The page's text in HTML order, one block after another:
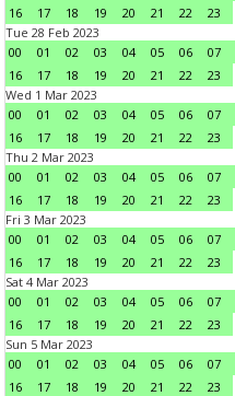
16
17 18 19 20 21 22
23
Tue 28 Feb 2023
00
01 02 03 04 05 06 07
16
17 18 19 20 21 22
23
Wed 1 Mar 2023
00
01 02 03 04 05 06 07
16
17 18 19 20 21 22
23
Thu 2 Mar 2023
00
01 02 03 04 05 06 07
16
17 18 19 20 21 22
23
Fri 3 Mar 2023
00
01 02 03 04 05 06 07
16
17 18 19 20 21 22
23
Sat 4 Mar 2023
00
01 02 03 04 05 06 07
16
17 18 19 20 21 22
23
Sun 5 Mar 2023
00
01 02 03 04 05 06 07
16
17 18 19 20 21 22
23